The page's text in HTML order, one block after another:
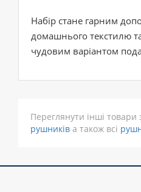
Набір стане гарним
домашнього текстилю
чудовим варіантом
Переглянути інші товари
рушників а також всі